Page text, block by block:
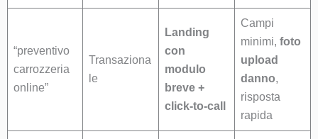
“preventivo
carrozzeria
online”
Transaziona
le
Landing
con
modulo
breve +
click-to-call
Campi
minimi, foto
upload
danno,
risposta
rapida